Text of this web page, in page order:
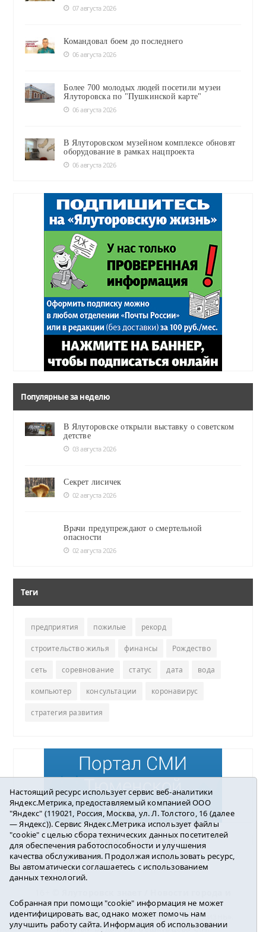
07 августа 2026
Командовал боем до последнего
06 августа 2026
Более 700 молодых людей посетили музеи
Ялуторовска по "Пушкинской карте"
06 августа 2026
В Ялуторовском музейном комплексе обновят
оборудование в рамках нацпроекта
06 августа 2026
Популярные за неделю
В Ялуторовске открыли выставку о советском
детстве
03 августа 2026
Секрет лисичек
02 августа 2026
Врачи предупреждают о смертельной
опасности
02 августа 2026
Теги
предприятия пожилые рекорд
строительство жилья финансы Рождество
сеть соревнование статус дата вода
компьютер консультации коронавирус
стратегия развития
Погода в Ялуторовске
района2016-2023
Учредитель: АНО «ИИЦ « Ялуторовская жизнь».
Главный редактор: Вешкурцева С.П.
Настоящий ресурс использует сервис веб-аналитики
Яндекс.Метрика, предоставляемый компанией ООО
"Яндекс" (119021, Россия, Москва, ул. Л. Толстого, 16 (далее
— Яндекс)). Сервис Яндекс.Метрика использует файлы
"cookie" с целью сбора технических данных посетителей
для обеспечения работоспособности и улучшения
качества обслуживания. Продолжая использовать ресурс,
Вы автоматически соглашаетесь с использованием
данных технологий.
Собранная при помощи "cookie" информация не может
идентифицировать вас, однако может помочь нам
улучшить работу сайта. Информация об использовании